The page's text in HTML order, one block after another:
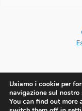
Usiamo i cookie per
navigazione sul nostro
You can find out more